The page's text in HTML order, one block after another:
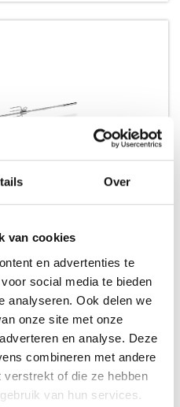
Over
van cookies
en advertenties te
social media te bieden
analyseren. Ook delen we
onze site met onze
en analyse. Deze
combineren met andere
verstrekt of die ze hebben
van hun services.
300 SERIE